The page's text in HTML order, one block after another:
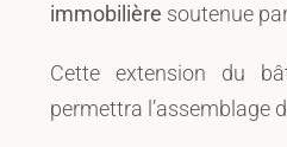
immobilière soutenue
Cette extension du
permettra l’assemblage